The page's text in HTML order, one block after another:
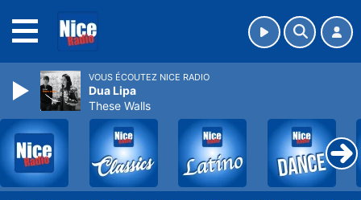
VOUS ÉCOUTEZ NICE RADIO
Dua Lipa
These Walls